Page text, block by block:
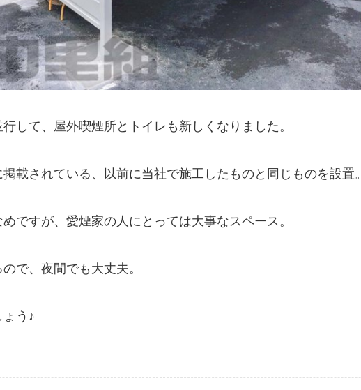
して、屋外喫煙所とトイレも新しくなりました。
掲載されている、以前に当社で施工したものと同じものを設置。
ですが、愛煙家の人にとっては大事なスペース。
で、夜間でも大丈夫。
う♪